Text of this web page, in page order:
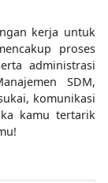
kerja untuk
proses
administrasi
SDM,
komunikasi
kamu tertarik